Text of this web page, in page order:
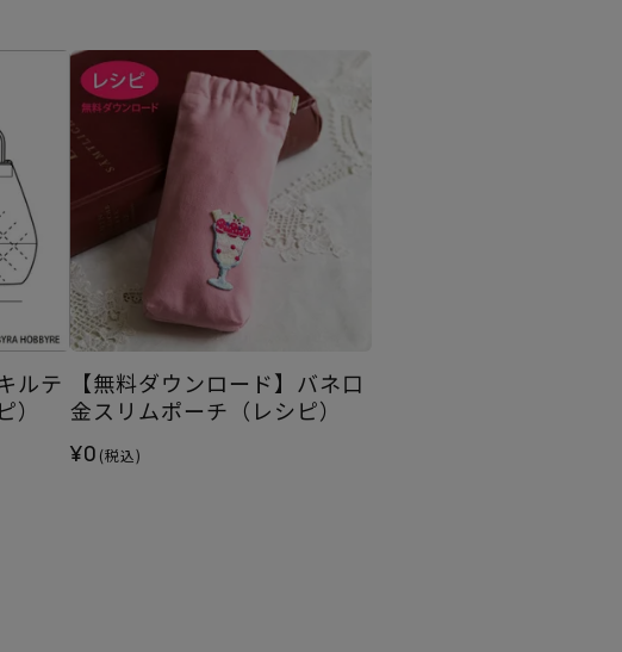
ルテ
【無料ダウンロード】バネ口
金スリムポーチ（レシピ）
¥0 (税込)